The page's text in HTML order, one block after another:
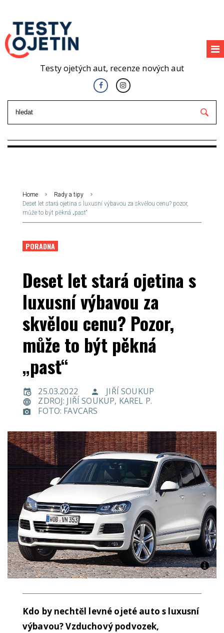
Testy ojetých aut, recenze nových aut
Home
Rady a tipy
Deset let stará ojetina s luxusní výbavou za skvělou cenu? pozor,
může to být pěkná „past“
PORADNA
Deset let stará ojetina s
luxusní výbavou za
skvělou cenu? Pozor,
může to být pěkná
„past“
25.03.2022
JIŘÍ SOUKUP
ZDROJ: JIŘÍ SOUKUP, KAREL P.
FOTO: FAVCARS
Kdo by nechtěl levné ojeté auto s luxusní
výbavou? Vzduchový podvozek,